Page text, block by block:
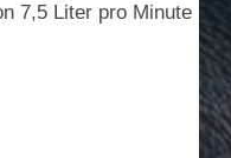
7,5 Liter pro Minute